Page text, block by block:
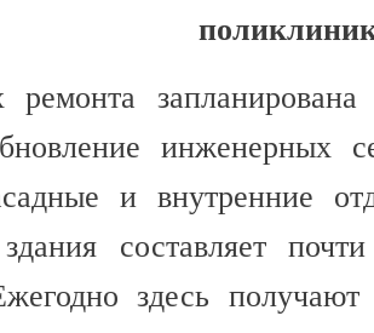
инженерных
и внутренние
составляет
здесь